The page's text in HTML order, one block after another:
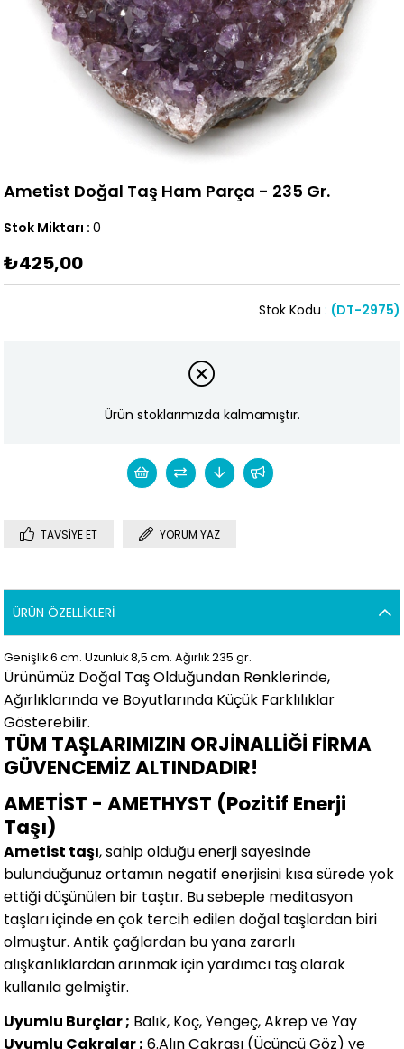
Ametist Doğal Taş Ham Parça - 235 Gr.
Stok Miktarı : 0
₺425,00
(DT-2975)
Stok Kodu
Ürün stoklarımızda kalmamıştır.
TAVSIYE ET YORUM YAZ
ÜRÜN ÖZELLIKLERI
Genişlik 6 cm.Uzunluk 8,5 cm.Ağırlık 235 gr.
Ürünümüz Doğal Taş Olduğundan Renklerinde,
Ağırlıklarında ve Boyutlarında Küçük Farklılıklar
Gösterebilir.
TÜM TAŞLARIMIZIN ORJİNALLİĞİ FİRMA
GÜVENCEMİZ ALTINDADIR!
AMETİST - AMETHYST (Pozitif Enerji
Taşı)
Ametist taşı, sahip olduğu enerji sayesinde
bulunduğunuz ortamın negatif enerjisini kısa sürede yok
ettiği düşünülen bir taştır. Bu sebeple meditasyon
taşları içinde en çok tercih edilen doğal taşlardan biri
olmuştur. Antik çağlardan bu yana zararlı
alışkanlıklardan arınmak için yardımcı taş olarak
kullanıla gelmiştir.
Uyumlu Burçlar ; Balık, Koç, Yengeç, Akrep ve Yay
Uyumlu Çakralar ; 6.Alın Çakrası (Üçüncü Göz) ve